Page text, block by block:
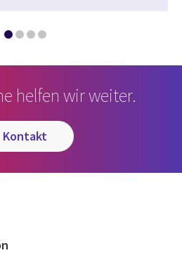
helfen wir weiter.
kontakt